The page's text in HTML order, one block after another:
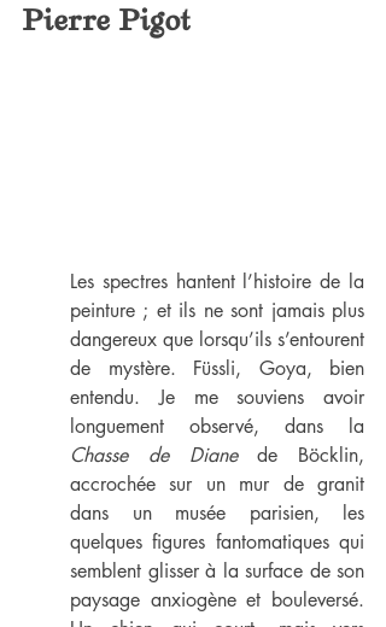
Pierre Pigot
Les spectres hantent l’histoire de la
peinture ; et ils ne sont jamais plus
dangereux que lorsqu’ils s’entourent
de mystère. Füssli, Goya, bien
entendu. Je me souviens avoir
Chasse de Diane de Böcklin,
accrochée sur un mur de granit
dans un musée parisien, les
quelques figures fantomatiques qui
semblent glisser à la surface de son
paysage anxiogène et bouleversé.